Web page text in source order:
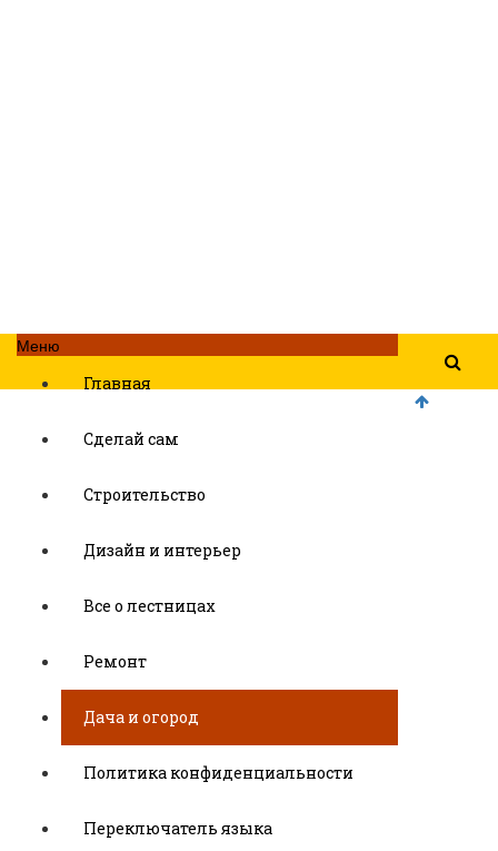
Меню
Главная
Сделай сам
Строительство
Дизайн и интерьер
Все о лестницах
Ремонт
Дача и огород
Политика конфиденциальности
Переключатель языка